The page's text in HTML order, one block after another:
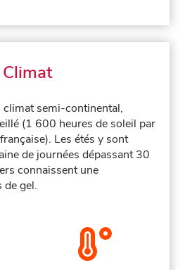
Climat
semi-continental,
(1 600 heures de soleil par
Les étés y sont
de journées dépassant 30
connaissent une
de gel.